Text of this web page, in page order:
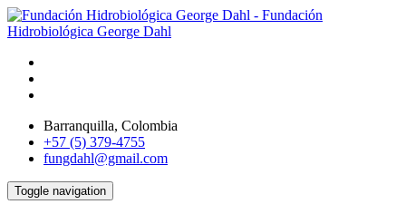
Barranquilla, Colombia
+57 (5) 379-4755
fungdahl@gmail.com
Toggle navigation